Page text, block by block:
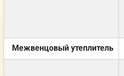
Межвенцовый утеплитель